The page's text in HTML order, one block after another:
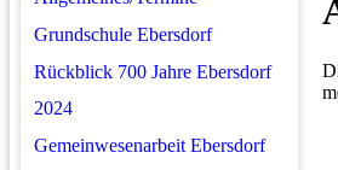
Grundschule Ebersdorf
Rückblick 700 Jahre Ebersdorf
2024
Gemeinwesenarbeit Ebersdorf